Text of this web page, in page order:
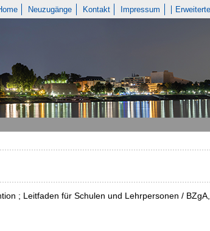
Neuzugänge Kontakt Impressum
; Leitfaden für Schulen und Lehrpersonen /